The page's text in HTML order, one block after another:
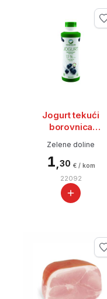
Jogurt tekući
borovnica
Zelene doline
1 30 € / kom
22092